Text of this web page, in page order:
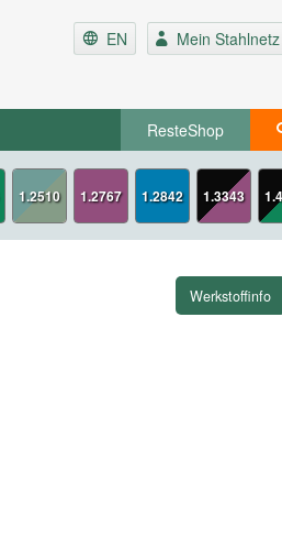
EN Mein Stahlnetz
ResteShop
1.2767 1.2842 1.3343
Werkstoffinfo